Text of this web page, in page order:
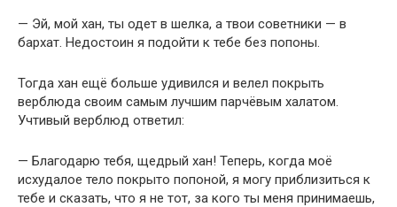
— Эй, мой хан, ты одет в шелка, а твои советники — в
бархат. Недостоин я подойти к тебе без попоны.
Тогда хан ещё больше удивился и велел покрыть
верблюда своим самым лучшим парчёвым халатом.
Учтивый верблюд ответил:
— Благодарю тебя, щедрый хан! Теперь, когда моё
исхудалое тело покрыто попоной, я могу приблизиться к
тебе и сказать, что я не тот, за кого ты меня принимаешь,